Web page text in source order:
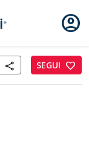
Aste account_circle
share SEGUI favorite